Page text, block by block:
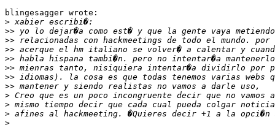
blingesagger wrote:
>
>>
>>
>>
>>
>>
>>
>>
>
>
>
>